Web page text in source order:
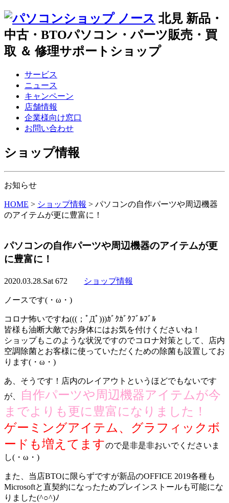
北見 新品・
中古・BTOパソコン・パーツ販売・買
取 ＆ 修理サポートショップ
サービス
ニュース
キャンペーン
店舗情報
企業様向け窓口
お問い合わせ
ショップ情報
お知らせ
HOME > ショップ情報 > パソコンの自作パーツや周辺機器
のアイテムが更に豊富に！
パソコンの自作パーツや周辺機器のアイテムが更
に豊富に！
2020.03.28.Sat 672 ショップ情報
ノースです(・ω・)
コロナ怖いですね(((；ﾟДﾟ)))ｶﾞｸｶﾞｸﾌﾞﾙﾌﾞﾙ
皆様も油断大敵でお身体にはお気を付けくださいね！
ショップもこのような状況ですのでコロナ対策として、店内
空調除菌とお客様に使っていただくための除菌も設置してお
ります(・ω・)
あ、そうです！店内のレイアウトというほどでもないです
が、
自作パーツや周辺機器アイテムが今
までよりも更に豊富になりました！
ゲーミングアイテム、グラフィックボ
ードも増えてますので是非是非おいでくださいま
し(・ω・)
また、当店BTOに限らずですが新品のOFFICE 2019各種も
Microsoftと直契約になったためプレインストールも可能にな
りました(^○^)ﾉ